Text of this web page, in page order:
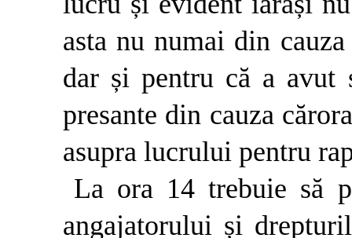
asta nu numai din
dar și pentru că a avut
presante din cauza
asupra lucrului pentru
La ora 14 trebuie să
angajatorului și